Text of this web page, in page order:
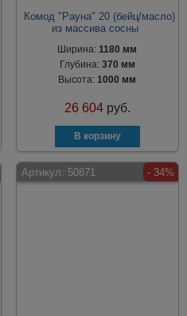
Комод "Рауна" 20 (бейц/масло)
из массива сосны
Ширина:1180 мм
Глубина: 370 мм
Высота:1000 мм
26 604 руб.
Артикул: 50871 - 34%